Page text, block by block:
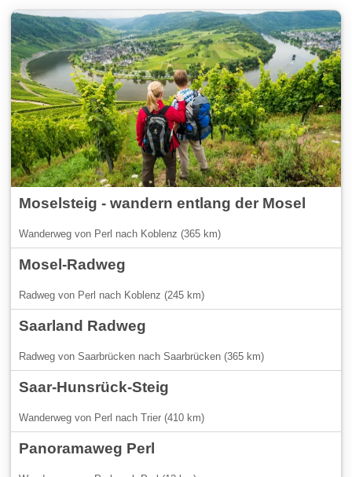
Moselsteig - wandern entlang der Mosel
Wanderweg von Perl nach Koblenz (365 km)
Mosel-Radweg
Radweg von Perl nach Koblenz (245 km)
Saarland Radweg
Radweg von Saarbrücken nach Saarbrücken (365 km)
Saar-Hunsrück-Steig
Wanderweg von Perl nach Trier (410 km)
Panoramaweg Perl